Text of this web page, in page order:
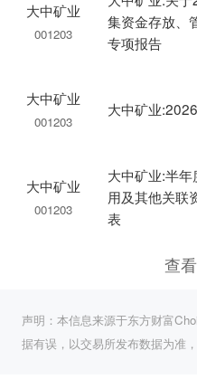
大中矿业
001203
集资金存放、
专项报告
大中矿业
001203
大中矿业
大中矿业
001203
大中矿业:半
用及其他关联
表
查
声明：本信息来源于东方财富
据有误，以交易所发布数据为准